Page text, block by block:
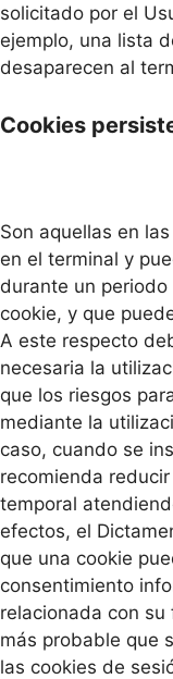
solicitado por el
ejemplo, una lista
desaparecen al
Cookies
Son aquellas en
en el terminal y
durante un
cookie, y que
A este respecto
necesaria la
que los riesgos
mediante la
caso, cuando se
recomienda
temporal
efectos, el
que una cookie
consentimiento
relacionada con
más probable que
las cookies de